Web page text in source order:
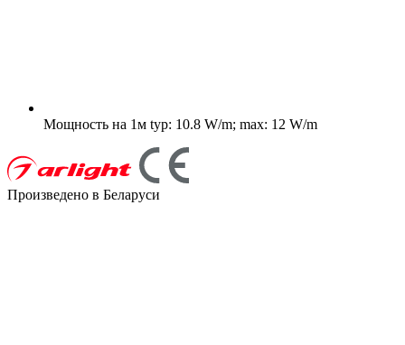
Мощность на 1м typ: 10.8 W/m; max: 12 W/m
Произведено в Беларуси